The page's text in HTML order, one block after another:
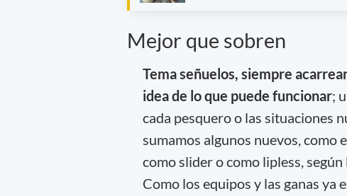
Mejor que sobren
Tema señuelos, siempre
idea de lo que puede funcionar;
cada pesquero o las situaciones
sumamos algunos nuevos,
como slider o como lipless,
Como los equipos y las ganas